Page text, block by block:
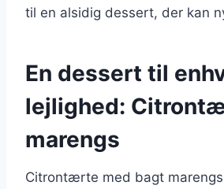
til en alsidig dessert, der kan
En dessert til
lejlighed:
marengs
Citrontærte med bagt